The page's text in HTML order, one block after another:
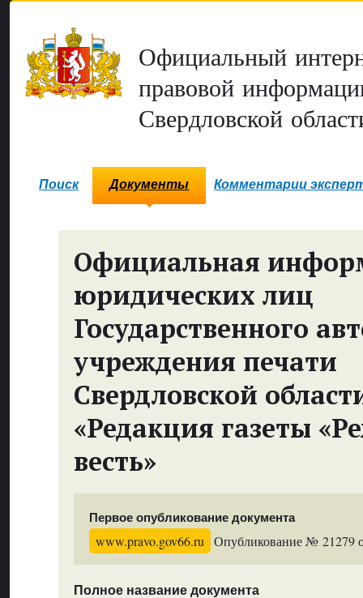
Официальный
правовой
Свердловской
Поиск Документы Комментарии
Официальная
юридических лиц
Государственного
учреждения печати
Свердловской
«Редакция газеты
весть»
Первое опубликование документа
www.pravo.gov66.ru Опубликование № 21279
Полное название документа